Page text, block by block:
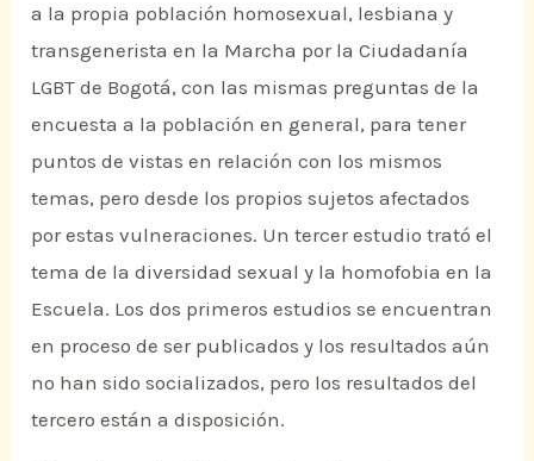
a la propia población homosexual, lesbiana y
transgenerista en la Marcha por la Ciudadanía
LGBT de Bogotá, con las mismas preguntas de la
encuesta a la población en general, para tener
puntos de vistas en relación con los mismos
temas, pero desde los propios sujetos afectados
por estas vulneraciones. Un tercer estudio trató el
tema de la diversidad sexual y la homofobia en la
Escuela. Los dos primeros estudios se encuentran
en proceso de ser publicados y los resultados aún
no han sido socializados, pero los resultados del
tercero están a disposición.